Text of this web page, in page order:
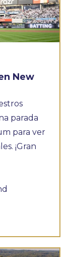
New
parada
para ver
¡Gran